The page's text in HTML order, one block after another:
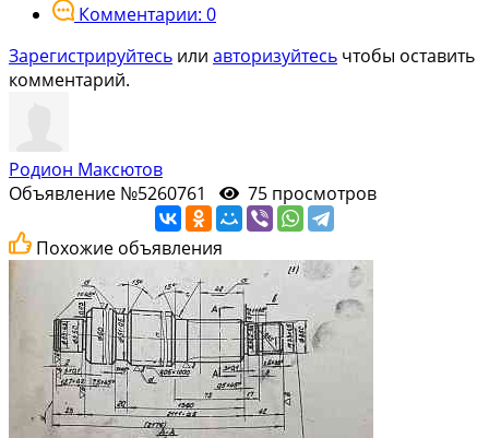
Комментарии: 0
Зарегистрируйтесь или авторизуйтесь чтобы оставить
комментарий.
Родион Максютов
Объявление №5260761
75 просмотров
Похожие объявления